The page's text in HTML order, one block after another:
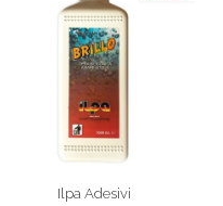
Ilpa Adesivi